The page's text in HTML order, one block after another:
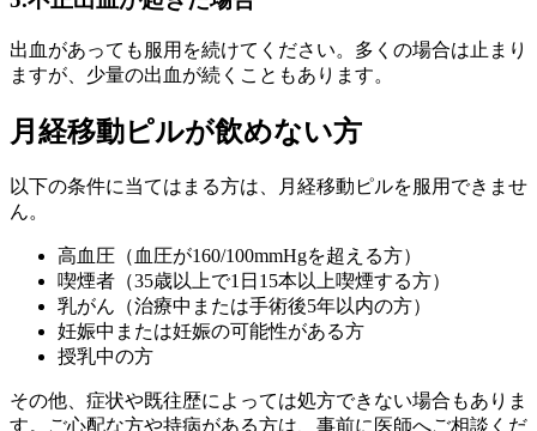
出血があっても服用を続けてください。多くの場合は止まり
ますが、少量の出血が続くこともあります。
月経移動ピルが飲めない方
以下の条件に当てはまる方は、月経移動ピルを服用できませ
ん。
高血圧（血圧が160/100mmHgを超える方）
喫煙者（35歳以上で1日15本以上喫煙する方）
乳がん（治療中または手術後5年以内の方）
妊娠中または妊娠の可能性がある方
授乳中の方
その他、 症状や既往歴によっては処方できない場合もありま
す。
ご心配な方や持病がある方は、事前に医師へご相談くだ